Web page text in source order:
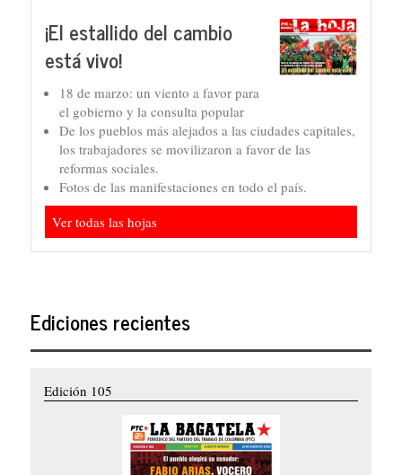
¡El estallido del cambio
está vivo!
18 de marzo: un viento a favor para
el gobierno y la consulta popular
De los pueblos más alejados a las ciudades capitales,
los trabajadores se movilizaron a favor de las
reformas sociales.
Fotos de las manifestaciones en todo el país.
Ver todas las hojas
Ediciones recientes
Edición 105